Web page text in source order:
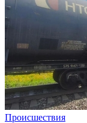
Происшествия